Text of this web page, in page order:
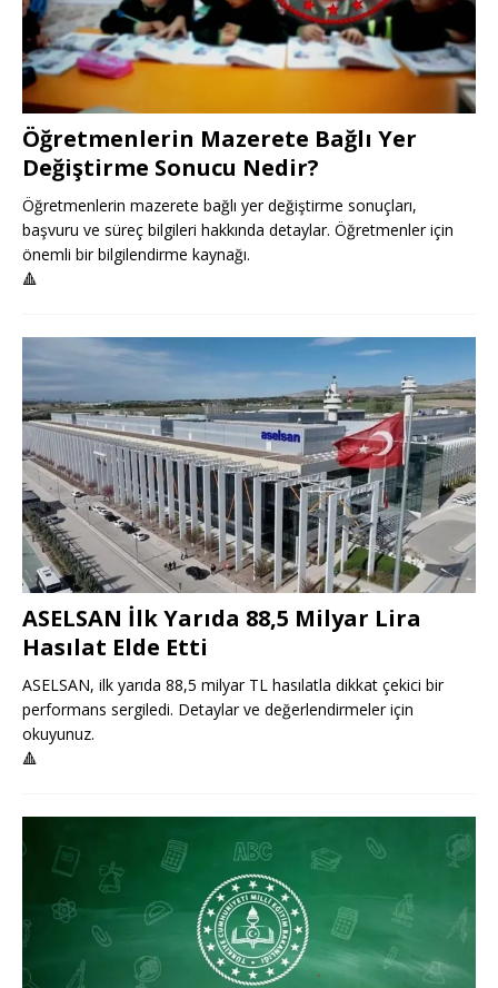
Öğretmenlerin Mazerete Bağlı Yer
Değiştirme Sonucu Nedir?
Öğretmenlerin mazerete bağlı yer değiştirme sonuçları,
başvuru ve süreç bilgileri hakkında detaylar. Öğretmenler için
önemli bir bilgilendirme kaynağı.
🔺
ASELSAN İlk Yarıda 88,5 Milyar Lira
Hasılat Elde Etti
ASELSAN, ilk yarıda 88,5 milyar TL hasılatla dikkat çekici bir
performans sergiledi. Detaylar ve değerlendirmeler için
okuyunuz.
🔺